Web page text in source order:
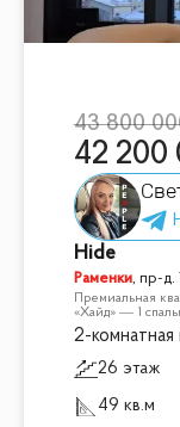
43 800
42 200
Hide
Раменки, пр-д.
Премиальная
«Хайд» — 1
2-комнатная
26 этаж
49 кв.м